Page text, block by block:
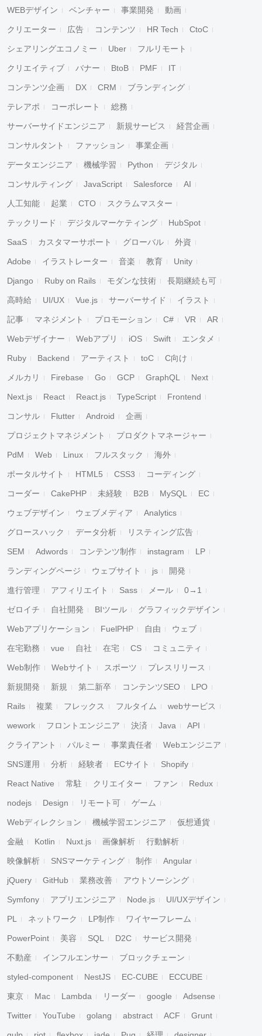
WEBデザイン ベンチャー 事業開発 動画
クリエーター 広告 コンテンツ HR Tech CtoC
シェアリングエコノミー Uber フルリモート
クリエイティブ バナー BtoB PMF IT
コンテンツ企画 DX CRM ブランディング
テレアポ コーポレート 総務
サーバーサイドエンジニア 新規サービス 経営企画
コンサルタント ファッション 事業企画
データエンジニア 機械学習 Python デジタル
コンサルティング JavaScript Salesforce AI
人工知能 起業 CTO スクラムマスター
テックリード デジタルマーケティング HubSpot
SaaS カスタマーサポート グローバル 外資
Adobe イラストレーター 音楽 教育 Unity
Django Ruby on Rails モダンな技術 長期継続も可
高時給 UI/UX Vue.js サーバーサイド イラスト
記事 マネジメント プロモーション C# VR AR
Webデザイナー Webアプリ iOS Swift エンタメ
Ruby Backend アーティスト toC C向け
メルカリ Firebase Go GCP GraphQL Next
Next.js React React.js TypeScript Frontend
コンサル Flutter Android 企画
プロジェクトマネジメント プロダクトマネージャー
PdM Web Linux フルスタック 海外
ポータルサイト HTML5 CSS3 コーディング
コーダー CakePHP 未経験 B2B MySQL EC
ウェブデザイン ウェブメディア Analytics
グロースハック データ分析 リスティング広告
SEM Adwords コンテンツ制作 instagram LP
ランディングページ ウェブサイト js 開発
進行管理 アフィリエイト Sass メール 0→1
ゼロイチ 自社開発 BIツール グラフィックデザイン
Webアプリケーション FuelPHP 自由 ウェブ
在宅勤務 vue 自社 在宅 CS コミュニティ
Web制作 Webサイト スポーツ プレスリリース
新規開発 新規 第二新卒 コンテンツSEO LPO
Rails 複業 フレックス フルタイム webサービス
wework フロントエンジニア 決済 Java API
クライアント パルミー 事業責任者 Webエンジニア
SNS運用 分析 経験者 ECサイト Shopify
React Native 常駐 クリエイター ファン Redux
nodejs Design リモート可 ゲーム
Webディレクション 機械学習エンジニア 仮想通貨
金融 Kotlin Nuxt.js 画像解析 行動解析
映像解析 SNSマーケティング 制作 Angular
jQuery GitHub 業務改善 アウトソーシング
Symfony アプリエンジニア Node.js UI/UXデザイン
PL ネットワーク LP制作 ワイヤーフレーム
PowerPoint 美容 SQL D2C サービス開発
不動産 インフルエンサー ブロックチェーン
styled-component NestJS EC-CUBE ECCUBE
東京 Mac Lambda リーダー google Adsense
Twitter YouTube golang abstract ACF Grunt